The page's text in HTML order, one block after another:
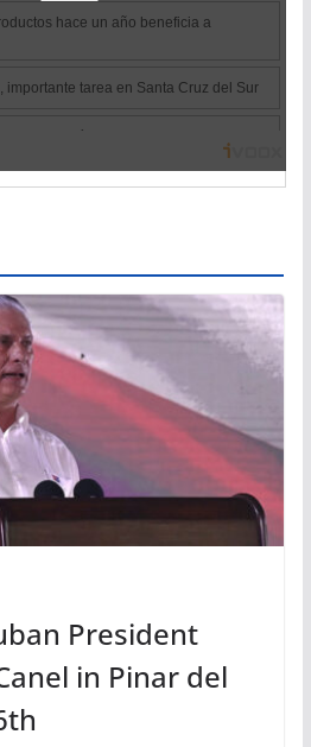
President
in Pinar del